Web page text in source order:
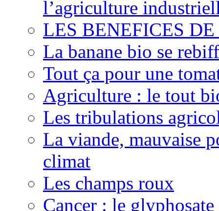
l’agriculture
LES BENEFICES DE
La banane bio se
Tout ça pour une
Agriculture : le tout
Les tribulations
La viande, mauvaise
climat
Les champs roux
Cancer : le